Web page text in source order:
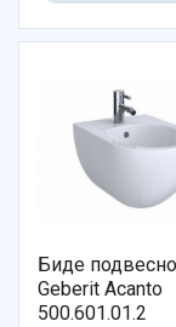
Биде
Geberit Acanto
500.601.01.2